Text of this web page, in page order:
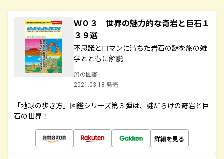
Ｗ０３ 世界の魅力的な奇岩と巨石１
３９選
不思議とロマンに満ちた岩石の謎を旅の雑
学とともに解説
旅の図鑑
2021.03.18 発売
「地球の歩き方」図鑑シリーズ第３弾は、謎だらけの奇岩と巨
石の世界！
詳細を見る